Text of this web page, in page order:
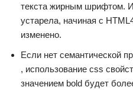
текста жирным шрифтом.
устарела, начиная с
изменено.
Если нет семантической
, использование css
значением bold будет